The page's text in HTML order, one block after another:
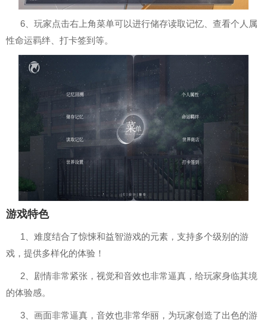
6、玩家点击右上角菜单可以进行储存读取记忆、查看个人属
性命运羁绊、打卡签到等。
游戏特色
1、难度结合了惊悚和益智游戏的元素，支持多个级别的游
戏，提供多样化的体验！
2、剧情非常紧张，视觉和音效也非常逼真，给玩家身临其境
的体验感。
3、画面非常逼真，音效也非常华丽，为玩家创造了出色的游